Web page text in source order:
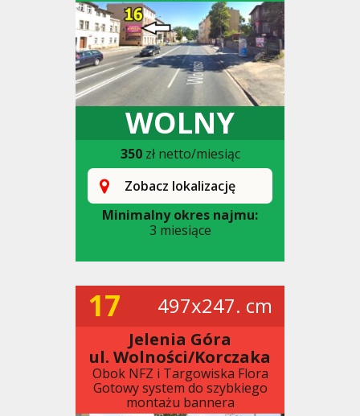
WOLNY
350zł netto/miesiąc
Zobacz lokalizację
Minimalny okres najmu:
3 miesiące
17 497x247. cm
Jelenia Góra
ul. Wolności/Korczaka
Obok NFZ i Targowiska Flora
Gotowy system do szybkiego
montażu bannera